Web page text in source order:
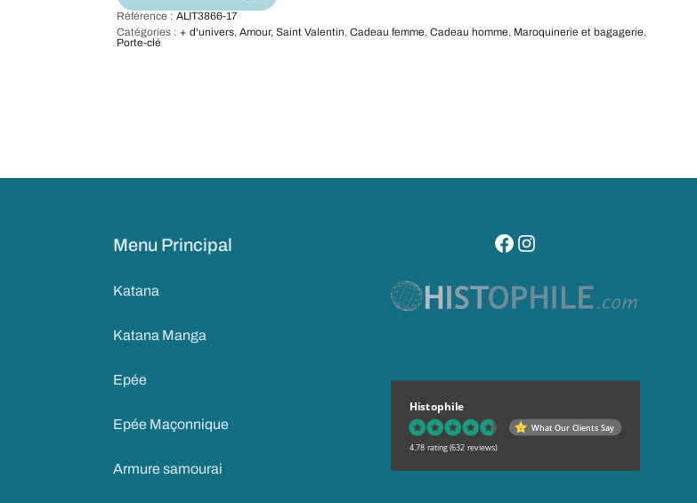
Référence : ALIT3866-17
Catégories : + d'univers, Amour, Saint Valentin, Cadeau femme, Cadeau homme, Maroquinerie et bagagerie,
Porte-clé
Menu Principal
Katana
Katana Manga
Epée
Epée Maçonnique
Armure samourai
visitez notre page facebook
suivez notre compte
Histophile
What Our Clients Say
4.78 rating (632 reviews)